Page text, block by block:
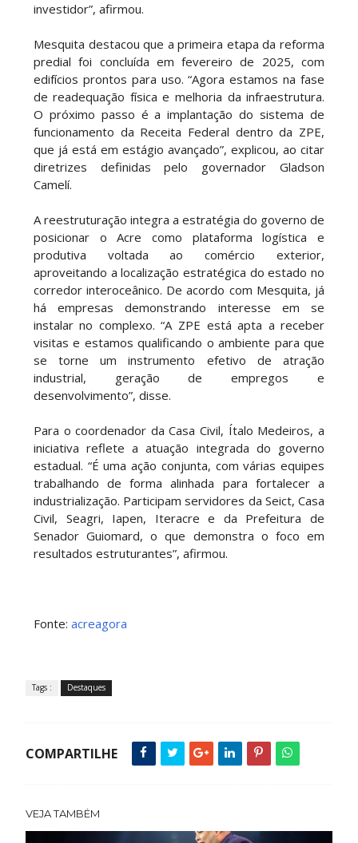
investidor”, afirmou.
Mesquita destacou que a primeira etapa da reforma
predial foi concluída em fevereiro de 2025, com
edifícios prontos para uso. “Agora estamos na fase
de readequação física e melhoria da infraestrutura.
O próximo passo é a implantação do sistema de
funcionamento da Receita Federal dentro da ZPE,
que já está em estágio avançado”, explicou, ao citar
diretrizes definidas pelo governador Gladson
Camelí.
A reestruturação integra a estratégia do governo de
posicionar o Acre como plataforma logística e
produtiva voltada ao comércio exterior,
aproveitando a localização estratégica do estado no
corredor interoceânico. De acordo com Mesquita, já
há empresas demonstrando interesse em se
instalar no complexo. “A ZPE está apta a receber
visitas e estamos qualificando o ambiente para que
se torne um instrumento efetivo de atração
industrial, geração de empregos e
desenvolvimento”, disse.
Para o coordenador da Casa Civil, Ítalo Medeiros, a
iniciativa reflete a atuação integrada do governo
estadual. “É uma ação conjunta, com várias equipes
trabalhando de forma alinhada para fortalecer a
industrialização. Participam servidores da Seict, Casa
Civil, Seagri, Iapen, Iteracre e da Prefeitura de
Senador Guiomard, o que demonstra o foco em
resultados estruturantes”, afirmou.
Fonte: acreagora
Tags : Destaques
COMPARTILHE
VEJA TAMBÉM